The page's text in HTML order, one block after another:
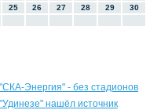
25 26 27 28 29
30
"СКА-Энергия" - без стадионов
"Удинезе" нашёл источник